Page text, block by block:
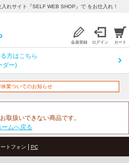
れサイト『SELF WEB SHOP』で をお仕入れ！
会員登録 ログイン カート
方はこちら
ダー)
休業ついてのお知らせ
取扱いできない商品です。
ームへ戻る
トフォン | PC